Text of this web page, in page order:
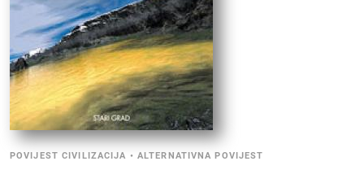
POVIJEST CIVILIZACIJA • ALTERNATIVNA POVIJEST